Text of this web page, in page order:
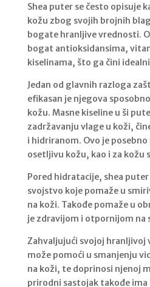
Shea puter se često opisuje
kožu zbog svojih brojnih
bogate hranljive vrednosti.
bogat antioksidansima,
kiselinama, što ga čini
Jedan od glavnih razloga
efikasan je njegova
kožu. Masne kiseline u ši
zadržavanju vlage u koži,
i hidriranom. Ovo je posebno
osetljivu kožu, kao i za kožu
Pored hidratacije, shea
svojstvo koje pomaže u
na koži. Takođe pomaže u
je zdravijom i otpornijom na
Zahvaljujući svojoj hranljivoj
može pomoći u smanjenju
na koži, te doprinosi njenoj
prirodni sastojak takođe